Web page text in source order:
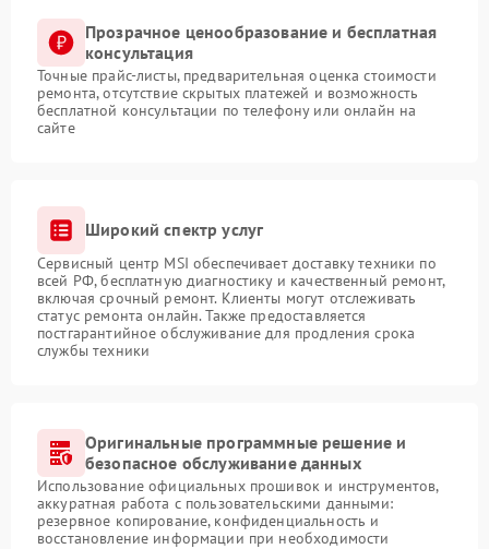
Прозрачное ценообразование и бесплатная
консультация
Точные прайс-листы, предварительная оценка стоимости
ремонта, отсутствие скрытых платежей и возможность
бесплатной консультации по телефону или онлайн на
сайте
Широкий спектр услуг
Сервисный центр MSI обеспечивает доставку техники по
всей РФ, бесплатную диагностику и качественный ремонт,
включая срочный ремонт. Клиенты могут отслеживать
статус ремонта онлайн. Также предоставляется
постгарантийное обслуживание для продления срока
службы техники
Оригинальные программные решение и
безопасное обслуживание данных
Использование официальных прошивок и инструментов,
аккуратная работа с пользовательскими данными:
резервное копирование, конфиденциальность и
восстановление информации при необходимости